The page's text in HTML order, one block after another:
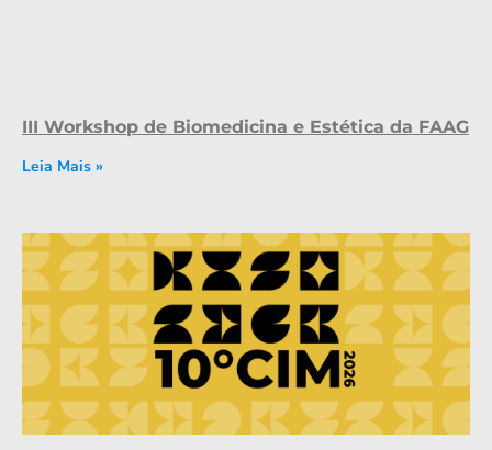
III Workshop de Biomedicina e Estética da FAAG
Leia Mais »